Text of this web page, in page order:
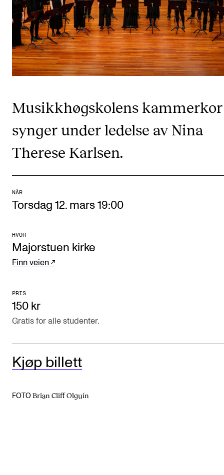
CREMAH
NordART
Prosjekter
Publikasjoner
Utveksling
Internasjonal strategi
Samarbeidsprosjekter
Arrangementer og konserter
Nyheter og historier
INFO
Kontakt oss
Finn ansatte
Musikkhøgskolens kammerkor
synger under ledelse av Nina
Therese Karlsen.
NÅR
Torsdag 12. mars 19:00
HVOR
Majorstuen kirke
Finn veien
PRIS
150 kr
Gratis for alle studenter.
Kjøp billett
FOTO Brian Cliff Olguín